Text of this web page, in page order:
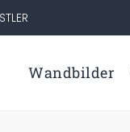
Wandbilder